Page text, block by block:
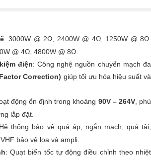
: 3000W @ 2Ω, 2400W @ 4Ω, 1250W @ 8Ω.
@ 4Ω, 4800W @ 8Ω.
điện: Công nghệ nguồn chuyển mạch đa
Correction) giúp tối ưu hóa hiệu suất và
động ổn định trong khoảng 90V – 264V, phù
lắp đặt.
thống bảo vệ quá áp, ngắn mạch, quá tải,
bảo vệ loa và ampli.
: Quạt biến tốc tự động điều chỉnh theo nhiệt